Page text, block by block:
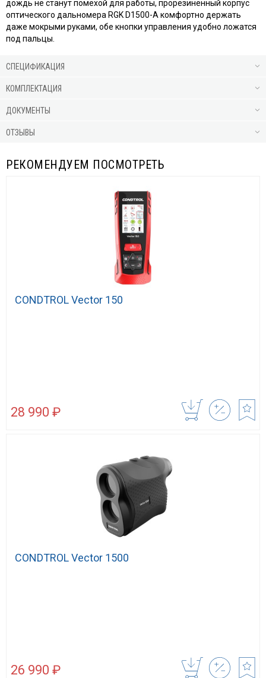
дождь не станут помехой для работы, прорезиненный корпус
оптического дальномера RGK D1500-A комфортно держать
даже мокрыми руками, обе кнопки управления удобно ложатся
под пальцы.
СПЕЦИФИКАЦИЯ
КОМПЛЕКТАЦИЯ
ДОКУМЕНТЫ
ОТЗЫВЫ
РЕКОМЕНДУЕМ ПОСМОТРЕТЬ
CONDTROL Vector 150
28 990 ₽
CONDTROL Vector 1500
26 990 ₽